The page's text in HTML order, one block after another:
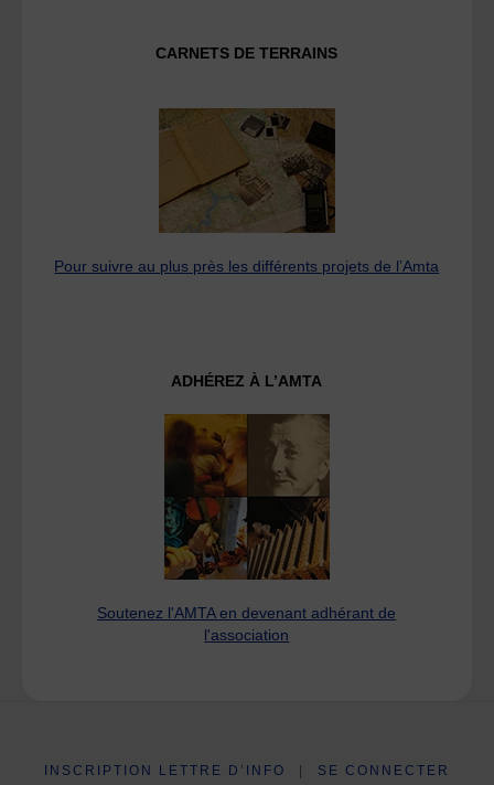
CARNETS DE TERRAINS
Pour suivre au plus près les différents projets de l’Amta
ADHÉREZ À L’AMTA
Soutenez l'AMTA en devenant adhérant de
l'association
INSCRIPTION LETTRE D’INFO SE CONNECTER